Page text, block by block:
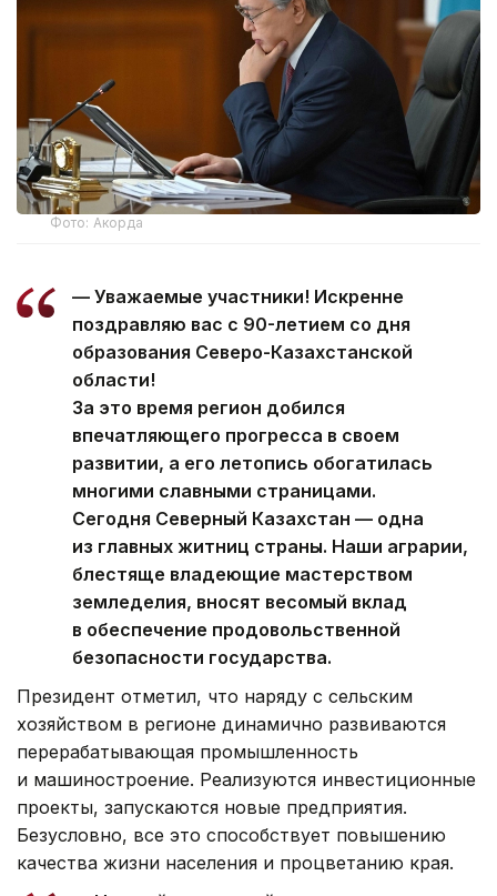
Фото: Акорда
— Уважаемые участники! Искренне
поздравляю вас с 90-летием со дня
образования Северо-Казахстанской
области!
За это время регион добился
впечатляющего прогресса в своем
развитии, а его летопись обогатилась
многими славными страницами.
Сегодня Северный Казахстан — одна
из главных житниц страны. Наши аграрии,
блестяще владеющие мастерством
земледелия, вносят весомый вклад
в обеспечение продовольственной
безопасности государства.
Президент отметил, что наряду с сельским
хозяйством в регионе динамично развиваются
перерабатывающая промышленность
и машиностроение. Реализуются инвестиционные
проекты, запускаются новые предприятия.
Безусловно, все это способствует повышению
качества жизни населения и процветанию края.